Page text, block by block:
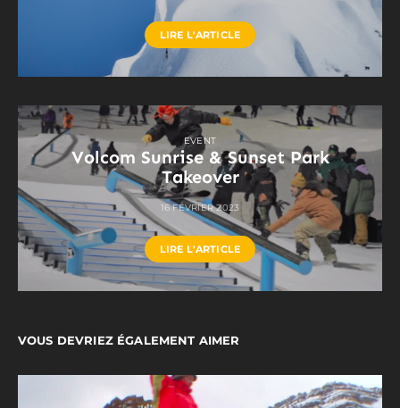
LIRE L'ARTICLE
EVENT
Volcom Sunrise & Sunset Park
Takeover
16 FÉVRIER 2023
LIRE L'ARTICLE
VOUS DEVRIEZ ÉGALEMENT AIMER